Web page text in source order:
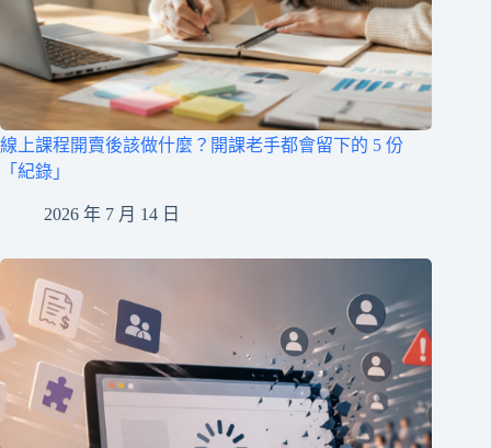
線上課程開賣後該做什麼？開課老手都會留下的 5 份
「紀錄」
2026 年 7 月 14 日